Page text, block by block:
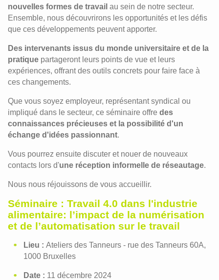
nouvelles formes de travail au sein de notre secteur.
Ensemble, nous découvrirons les opportunités et les défis
que ces développements peuvent apporter.
Des intervenants issus du monde universitaire et de la
pratique partageront leurs points de vue et leurs
expériences, offrant des outils concrets pour faire face à
ces changements.
Que vous soyez employeur, représentant syndical ou
impliqué dans le secteur, ce séminaire offre des
connaissances précieuses et la possibilité d'un
échange d'idées passionnant.
Vous pourrez ensuite discuter et nouer de nouveaux
contacts lors d'une réception informelle de réseautage.
Nous nous réjouissons de vous accueillir.
Séminaire : Travail 4.0 dans l'industrie
alimentaire: l’impact de la numérisation
et de l’automatisation sur le travail
Lieu : Ateliers des Tanneurs - rue des Tanneurs 60A,
1000 Bruxelles
Date : 11 décembre 2024